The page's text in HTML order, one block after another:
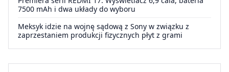
7500 mAh i dwa układy do wyboru
Meksyk idzie na wojnę sądową z Sony w związku z
zaprzestaniem produkcji fizycznych płyt z grami